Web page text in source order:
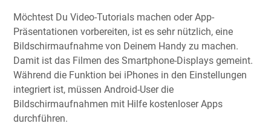
Möchtest Du Video-Tutorials machen oder App-
Präsentationen vorbereiten, ist es sehr nützlich, eine
Bildschirmaufnahme von Deinem Handy zu machen.
Damit ist das Filmen des Smartphone-Displays gemeint.
Während die Funktion bei iPhones in den Einstellungen
integriert ist, müssen Android-User die
Bildschirmaufnahmen mit Hilfe kostenloser Apps
durchführen.